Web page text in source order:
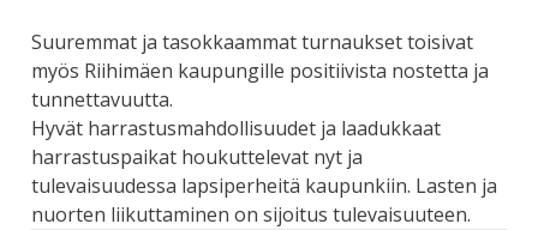
Suuremmat ja tasokkaammat turnaukset toisivat
myös Riihimäen kaupungille positiivista nostetta ja
tunnettavuutta.
Hyvät harrastusmahdollisuudet ja laadukkaat
harrastuspaikat houkuttelevat nyt ja
tulevaisuudessa lapsiperheitä kaupunkiin. Lasten ja
nuorten liikuttaminen on sijoitus tulevaisuuteen.